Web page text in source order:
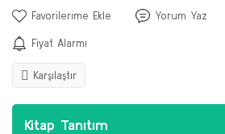
Yorum Yaz
Fiyat Alarmı
Karşılaştır
Kitap Tanıtım